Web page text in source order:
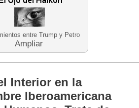
entre Trump y Petro
Ampliar
Educación Neira
Interior en la
Iberoamericana